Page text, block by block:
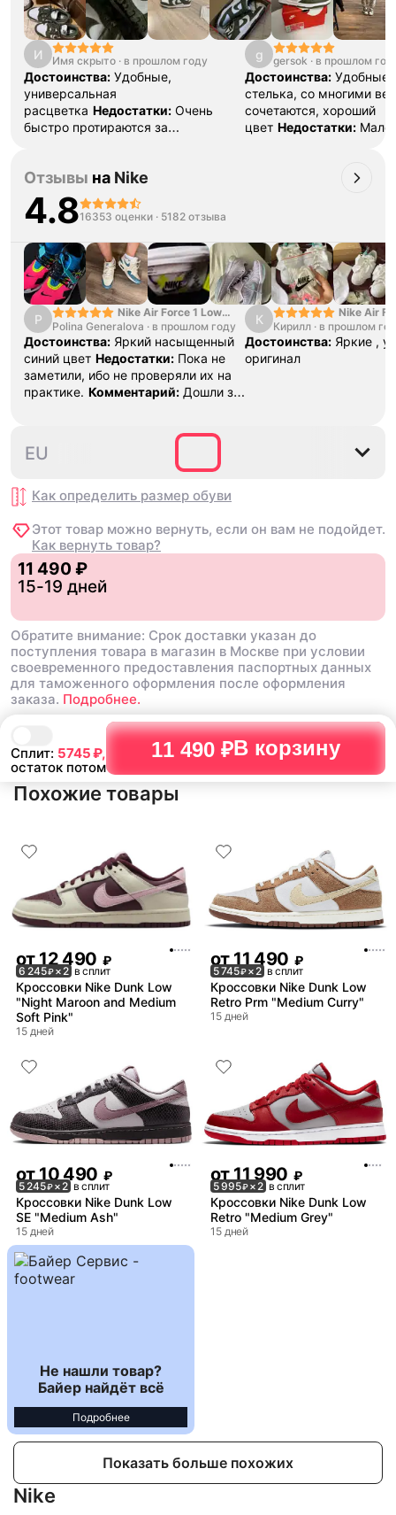
Сплит: 5745₽,
остаток потом
11 490 ₽В корзину
И Имя скрыто · в прошлом году
Достоинства: Удобные,
универсальная
расцветка Недостатки: Очень
быстро протираются за
g gersok · в прошлом
Достоинства: Удобные,
стелька, со многими
сочетаются, хороший
цвет Недостатки:
Отзывы на Nike
4.816353 оценки · 5182 отзыва
P
Nike Air Force 1 Low
College Pack White
Blue
Polina Generalova · в прошлом году
Достоинства: Яркий насыщенный
синий цвет Недостатки: Пока не
заметили, ибо не проверяли их на
практике. Комментарий: Дошли за
К
Nike Air
Yellow
Кирилл · в прошлом
Достоинства: Яркие ,
оригинал
38
EU
Как определить размер обуви
Этот товар можно вернуть, если он вам не подойдет.
Как вернуть товар?
11 490 ₽
15-19 дней
Обратите внимание: Срок доставки указан до
поступления товара в магазин в Москве при условии
своевременного предоставления паспортных данных
для таможенного оформления после оформления
заказа. Подробнее.
Похожие товары
от12 490 ₽
6 245₽× 2 в сплит
Кроссовки Nike Dunk Low
"Night Maroon and Medium
Soft Pink"
15 дней
от11 490 ₽
5 745₽× 2 в сплит
Кроссовки Nike Dunk Low
Retro Prm "Medium Curry"
15 дней
от 10 490 ₽
5 245₽× 2 в сплит
Кроссовки Nike Dunk Low
SE "Medium Ash"
15 дней
от 11 990 ₽
5 995₽× 2 в сплит
Кроссовки Nike Dunk Low
Retro "Medium Grey"
15 дней
Не нашли товар?
Байер найдёт всё
Подробнее
Показать больше похожих
Nike